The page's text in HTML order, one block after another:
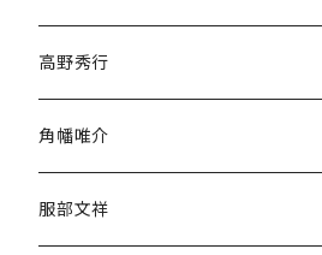
随筆・ノンフィクション・その他
高野秀行
角幡唯介
服部文祥